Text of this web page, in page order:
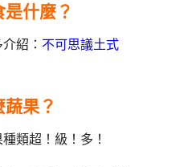
什麼？
紹： 不可思議土式
果？
類超！級！多！